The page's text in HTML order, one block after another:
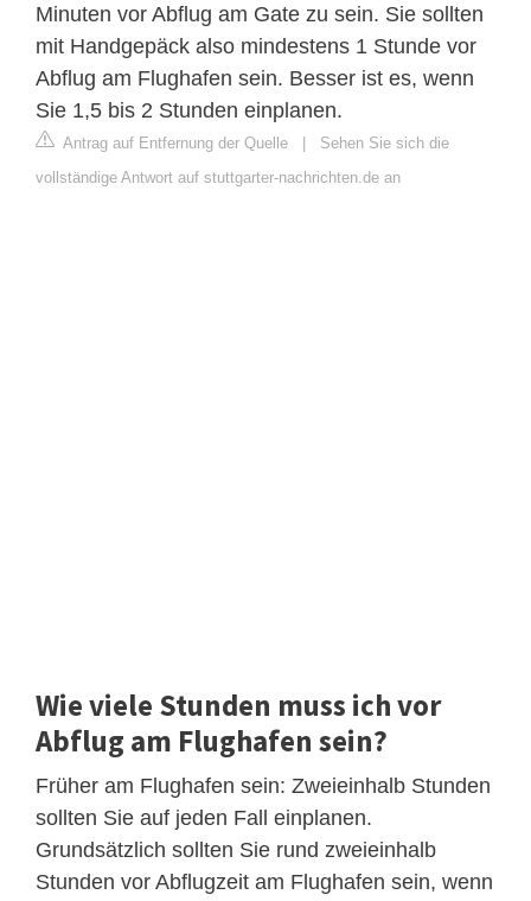
Minuten vor Abflug am Gate zu sein. Sie sollten
mit Handgepäck also mindestens 1 Stunde vor
Abflug am Flughafen sein. Besser ist es, wenn
Sie 1,5 bis 2 Stunden einplanen.
Antrag auf Entfernung der Quelle
Sehen Sie sich die
vollständige Antwort auf stuttgarter-nachrichten.de an
Wie viele Stunden muss ich vor
Abflug am Flughafen sein?
Früher am Flughafen sein: Zweieinhalb Stunden
sollten Sie auf jeden Fall einplanen.
Grundsätzlich sollten Sie rund zweieinhalb
Stunden vor Abflugzeit am Flughafen sein, wenn